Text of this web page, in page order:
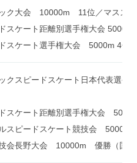
ク大会 10000m 11位／マスス
スケート距離別選手権大会 5000m
スケート選手権大会 5000m 4位
クスピードスケート日本代表選
スケート距離別選手権大会
スピードスケート競技会 5000m
会長野大会 10000m 優勝（国内